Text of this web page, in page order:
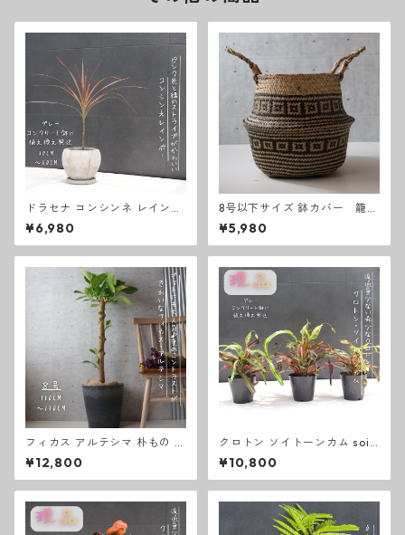
ドラセナ コンシンネ レインボ
ー 観葉植物 お祝い 卓上サイズ
テーブルサイズ グレーコンク
リート鉢ギフト 開店祝い ラッ
プレゼント 開店祝い 観葉植物
新築祝い お中元 お歳暮 熱帯植
¥6,980
8号以下サイズ 鉢カバー 籠
編み込みデザイン
¥5,980
フィカス アルテシマ 朴もの 仕
立て８号 アルテシーマ 観葉植
物 お祝い ギフト 開店祝い ラ
ッピング 無料 観葉植物 プレゼ
中元 お歳暮 熱帯植物 大型 フ
ィカス アルテシーマ
¥12,800
クロトン ソイトーンカム soi t
hong kam 卓上サイズ 観葉植
物 熱帯植物 テーブルサイズ
¥10,800